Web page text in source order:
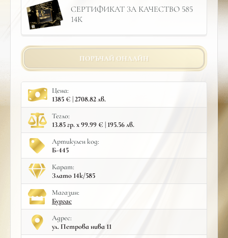
СЕРТИФИКАТ ЗА КАЧЕСТВО 585
14К
ПОРЪЧАЙ ОНЛАЙН
Цена:
1385 € | 2708.82 лв.
Тегло:
13.85 гр. x 99.99 € | 195.56 лв.
Артикулен код:
Б-445
Карат:
Злато 14к/585
Mагазин:
Бургас
Адрес:
ул. Петрова нива 11